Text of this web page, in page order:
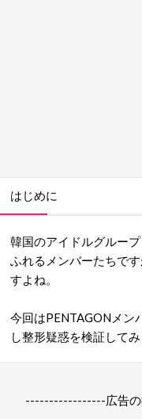
はじめに
韓国のアイドルグルー
ふれるメンバーたちで
すよね。
今回はPENTAGONメン
し整形疑惑を検証してみ
-----------------広告